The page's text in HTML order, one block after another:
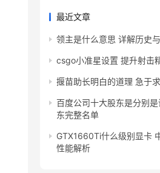
最近文章
领主是什么意思 详解历史
csgo小准星设置 提升射击
揠苗助长明白的道理 急于
百度公司十大股东是分别
东完整名单
GTX1660Ti什么级别显卡
性能解析